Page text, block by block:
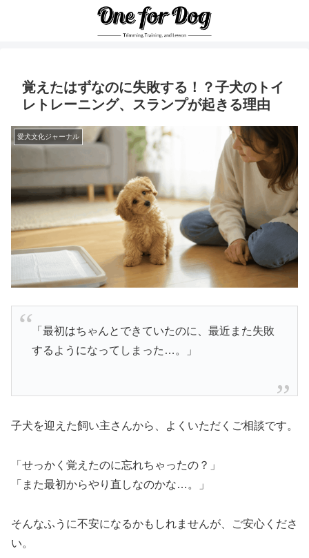
覚えたはずなのに失敗する！？子犬のトイ
レトレーニング、スランプが起きる理由
愛犬文化ジャーナル
「最初はちゃんとできていたのに、最近また失敗
するようになってしまった…。」
子犬を迎えた飼い主さんから、よくいただくご相談です。
「せっかく覚えたのに忘れちゃったの？」
「また最初からやり直しなのかな…。」
そんなふうに不安になるかもしれませんが、ご安心くださ
い。